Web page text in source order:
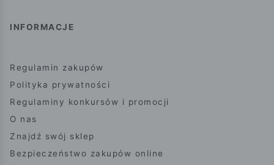
INFORMACJE
Regulamin zakupów
Polityka prywatności
Regulaminy konkursów i promocji
O nas
Znajdź swój sklep
Bezpieczeństwo zakupów online